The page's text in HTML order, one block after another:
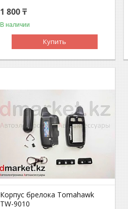
1 800 ₸
В наличии
Купить
Корпус брелока Tomahawk
TW-9010